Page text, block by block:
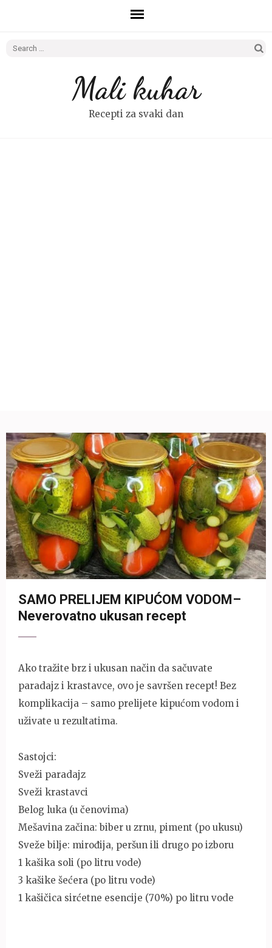
Search
Mali kuhar
Recepti za svaki dan
SAMO PRELIJEM KIPUĆOM VODOM–
Neverovatno ukusan recept
Ako tražite brz i ukusan način da sačuvate
paradajz i krastavce, ovo je savršen recept! Bez
komplikacija – samo prelijete kipućom vodom i
uživate u rezultatima.
Sastojci:
Sveži paradajz
Sveži krastavci
Belog luka (u čenovima)
Mešavina začina: biber u zrnu, piment (po ukusu)
Sveže bilje: mirođija, peršun ili drugo po izboru
1 kašika soli (po litru vode)
3 kašike šećera (po litru vode)
1 kašičica sirćetne esencije (70%) po litru vode